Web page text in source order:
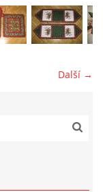
Další →